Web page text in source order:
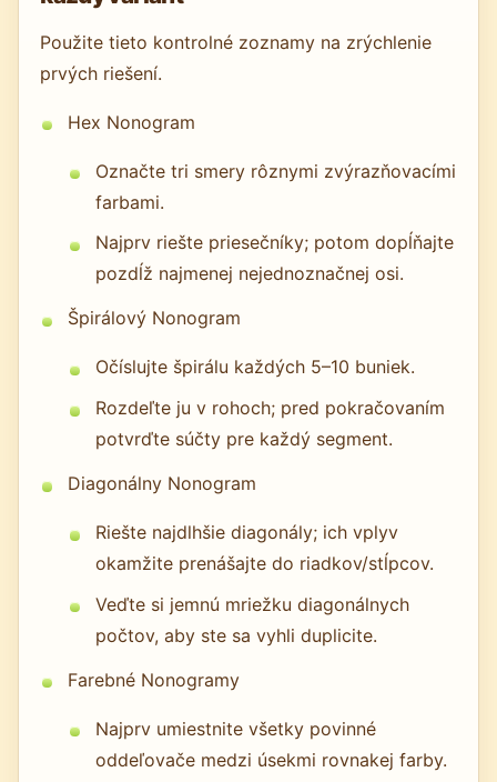
Použite tieto kontrolné zoznamy na zrýchlenie
prvých riešení.
Hex Nonogram
Označte tri smery rôznymi zvýrazňovacími
farbami.
Najprv riešte priesečníky; potom dopĺňajte
pozdĺž najmenej nejednoznačnej osi.
Špirálový Nonogram
Očíslujte špirálu každých 5–10 buniek.
Rozdeľte ju v rohoch; pred pokračovaním
potvrďte súčty pre každý segment.
Diagonálny Nonogram
Riešte najdlhšie diagonály; ich vplyv
okamžite prenášajte do riadkov/stĺpcov.
Veďte si jemnú mriežku diagonálnych
počtov, aby ste sa vyhli duplicite.
Farebné Nonogramy
Najprv umiestnite všetky povinné
oddeľovače medzi úsekmi rovnakej farby.